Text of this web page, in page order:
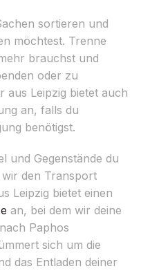
sortieren und
möchtest. Trenne
brauchst und
oder zu
aus Leipzig bietet auch
an, falls du
benötigst.
und Gegenstände du
den Transport
Leipzig bietet einen
an, bei dem wir deine
Paphos
sich um die
das Entladen deiner